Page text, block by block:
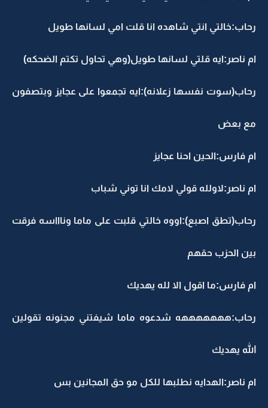
رحاب:خالتي انتي شاهده انا قلت امي لسانها طويل
ام ناصر:ايه قلتي لسانها طويل(وهي تحاول تكتم الضحكه)
رحاب(سوت نفسها زعلانه):ايه تجمعوا على عجايز وبتصفون
مع بعض
ام فارس:الحين احنا عجايز
ام ناصر:لاولله قولي لامك انا توني شباب
رحاب(تطق اصبع):اووه خالتي قلبت على ماما وناااسه فرقت
بين الحزب حقهم
ام فارس:ما اقول الا لله يهديك
رحاب:هههههههه شدعوه ماما شيفتني مجنونه تقولين
الله يهديك
ام ناصر:الهدايه نطلبها للكل مو حق المجانين بس